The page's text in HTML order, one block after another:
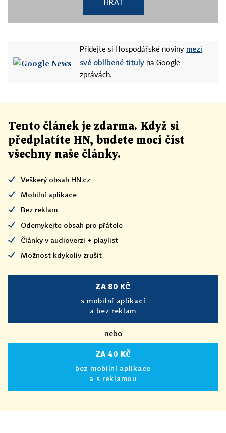
HRÁT
Přidejte si Hospodářské noviny mezi
své oblíbené tituly na Google
zprávách.
Tento článek je zdarma. Když si
předplatíte HN, budete moci číst
všechny naše články.
Veškerý obsah HN.cz
Mobilní aplikace
Bez reklam
Odemykejte obsah pro přátele
Články v audioverzi + playlist
Možnost kdykoliv zrušit
ZA 80 KČ
s mobilní aplikací
a bez reklam
nebo
ZA 40 KČ
bez mobilní aplikace
a s reklamou